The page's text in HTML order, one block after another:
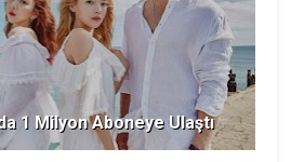
1 Milyon Aboneye Ulaştı